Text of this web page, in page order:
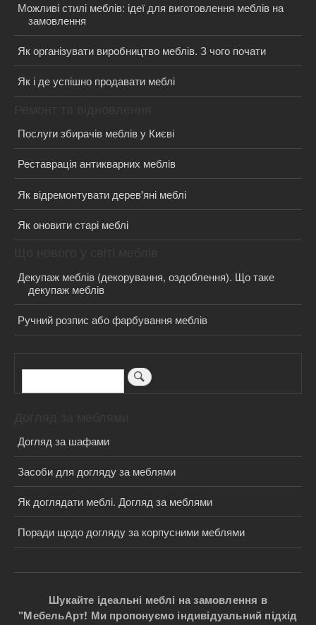
Можливі стилі меблів: ідеї для виготовлення меблів на
замовлення
Як організувати виробництво меблів. З чого почати
Як і де успішно продавати меблі
Послуги збирачів меблів у Києві
Реставрація антикварних меблів
Як відремонтувати дерев'яні меблі
Як оновити старі меблі
Декупаж меблів (декорування, оздоблення). Що таке
декупаж меблів
Ручний розпис або фарбування меблів
Пошук
Догляд за шафами
Засоби для догляду за меблями
Як доглядати меблі. Догляд за меблями
Поради щодо догляду за корпусними меблями
Шукайте ідеальні меблі на замовлення в
"МебельАрт! Ми пропонуємо індивідуальний підхід